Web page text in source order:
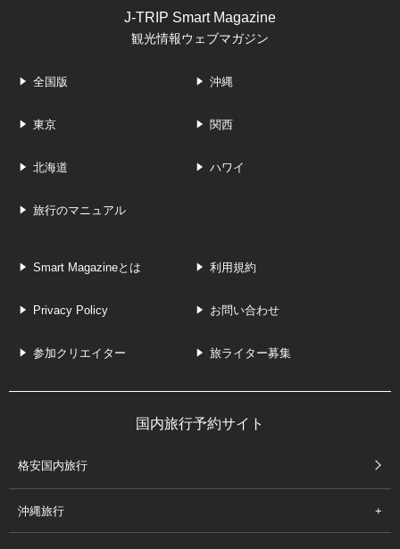
J-TRIP Smart Magazine
観光情報ウェブマガジン
全国版 沖縄
東京 関西
北海道 ハワイ
旅行のマニュアル
Smart Magazineとは 利用規約
Privacy Policy お問い合わせ
参加クリエイター 旅ライター募集
国内旅行予約サイト
格安国内旅行
沖縄旅行